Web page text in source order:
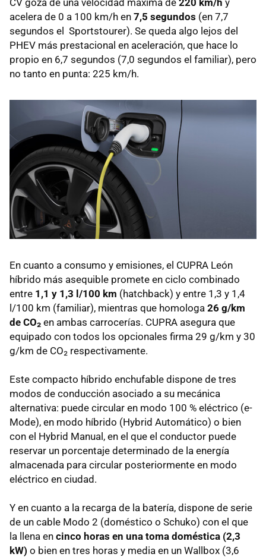
acelera de 0 a 100 km/h en 7,5 segundos (en 7,7
segundos el Sportstourer). Se queda algo lejos del
PHEV más prestacional en aceleración, que hace lo
propio en 6,7 segundos (7,0 segundos el familiar), pero
no tanto en punta: 225 km/h.
En cuanto a consumo y emisiones, el CUPRA León
híbrido más asequible promete en ciclo combinado
entre 1,1 y 1,3 l/100 km (hatchback) y entre 1,3 y 1,4
l/100 km (familiar), mientras que homologa 26 g/km
de CO₂ en ambas carrocerías. CUPRA asegura que
equipado con todos los opcionales firma 29 g/km y 30
g/km de CO₂ respectivamente.
Este compacto híbrido enchufable dispone de tres
modos de conducción asociado a su mecánica
alternativa: puede circular en modo 100 % eléctrico (e-
Mode), en modo híbrido (Hybrid Automático) o bien
con el Hybrid Manual, en el que el conductor puede
reservar un porcentaje determinado de la energía
almacenada para circular posteriormente en modo
eléctrico en ciudad.
Y en cuanto a la recarga de la batería, dispone de serie
de un cable Modo 2 (doméstico o Schuko) con el que
la llena en cinco horas en una toma doméstica (2,3
kW) o bien en tres horas y media en un Wallbox (3,6